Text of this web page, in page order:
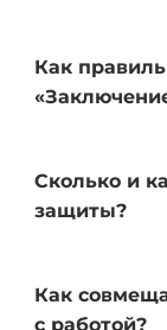
Как
Сколько и
защиты?
Как
с работой?